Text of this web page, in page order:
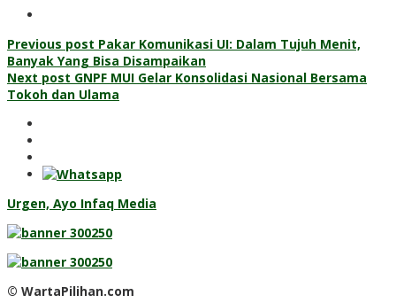
Post
navigation
Previous post Pakar Komunikasi UI: Dalam Tujuh Menit,
Banyak Yang Bisa Disampaikan
Next post GNPF MUI Gelar Konsolidasi Nasional Bersama
Tokoh dan Ulama
Urgen, Ayo Infaq Media
© WartaPilihan.com